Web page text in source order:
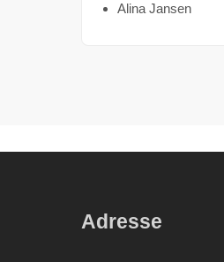
Alina Jansen
Adresse